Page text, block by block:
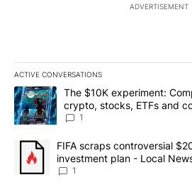
ADVERTISEMENT
ACTIVE CONVERSATIONS
The following is a list of the most
A trending article titled "The $10K
The $10K experiment:
crypto, stocks, ETFs and
8
1
A trending article titled "FIFA scraps
FIFA scraps controversial
investment plan - Local
1